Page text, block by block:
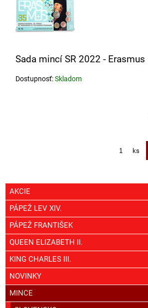
Sada mincí SR 2022 - Erasmus
Dostupnosť:Skladom
ks
AKCIE
PÁPEŽ LEV XIV.
PÁPEŽ FRANTIŠEK
QUEEN ELIZABETH II.
KING CHARLES III.
NOVINKY
MINCE